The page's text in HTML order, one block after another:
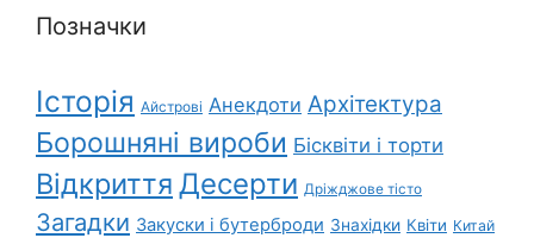
Позначки
Історія Айстрові Анекдоти Архітектура
Борошняні вироби Бісквіти і торти
Відкриття Десерти Дріжджове тісто
Загадки Закуски і бутерброди Знахідки Квіти Китай